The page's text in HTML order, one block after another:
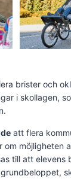
brister och
i skollagen,
att flera
om möjligheten
till att elevens